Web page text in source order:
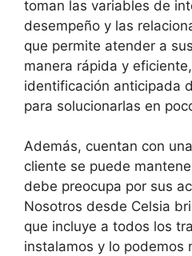
toman las variables de
desempeño y las
que permite atender a
manera rápida y
identificación anticipada
para solucionarlas en
Además, cuentan con
cliente se puede
debe preocupa por sus
Nosotros desde Celsia
que incluye a todos los
instalamos y lo podemos